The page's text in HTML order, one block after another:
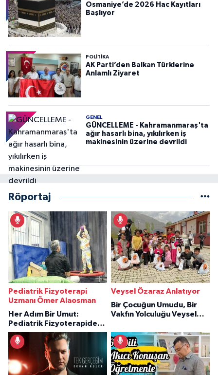
Osmaniye’de 2026 Hac Kayıtları
Başlıyor
POLITIKA
AK Parti’den Balkan Türklerine
Anlamlı Ziyaret
GENEL
GÜNCELLEME - Kahramanmaraş'ta
ağır hasarlı bina, yıkılırken iş
makinesinin üzerine devrildi
Röportaj
Pediatrik Fizyoterapi
Uzmanı Ömer Alaosman
Her Adım Bir Umut:
Pediatrik Fizyoterapiden
İlham Veren Hikâyeler
Veysel Özaraz Anlatıyor
Bir Çocuğun Umudu, Bir
Vakfın Yolculuğu Veysel